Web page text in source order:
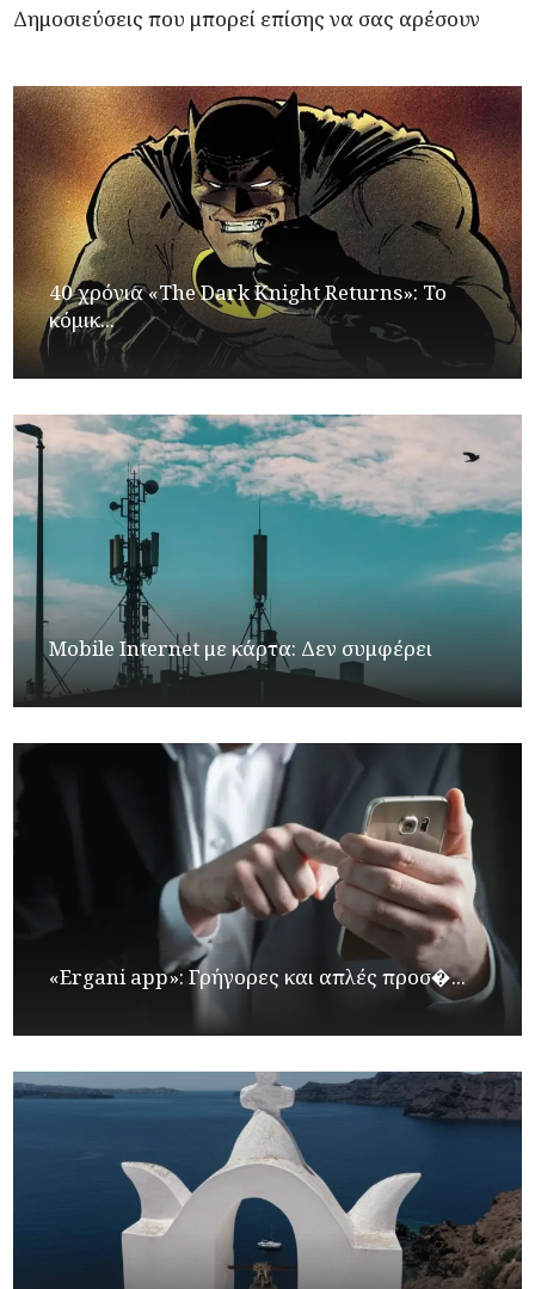
Δημοσιεύσεις που μπορεί επίσης να σας αρέσουν
40 χρόνια «The Dark Knight Returns»: Το
κόμικ...
Mobile Internet με κάρτα: Δεν συμφέρει
«Ergani app»: Γρήγορες και απλές προσ�...